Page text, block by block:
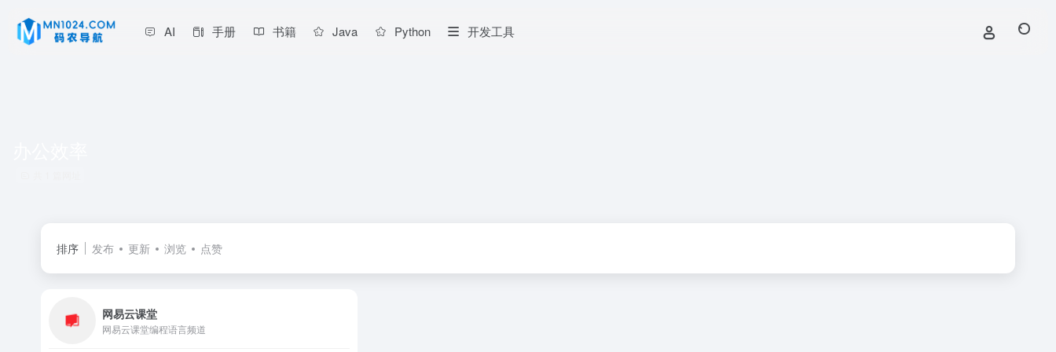
AI 手册 书籍 Java Python 开发工具
排序 发布 更新 浏览 点赞
网易云课堂
网易云课堂编程语言频道